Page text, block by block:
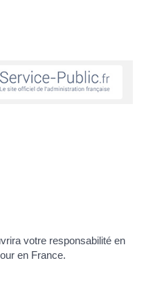
votre responsabilité en
en France.